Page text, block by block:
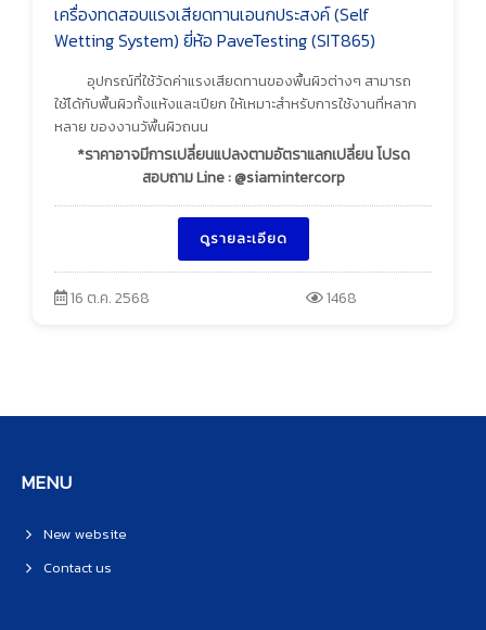
เครื่องทดสอบแรงเสียดทานเอนกประสงค์ (Self
Wetting System) ยี่ห้อ PaveTesting (SIT865)
อุปกรณ์ที่ใช้วัดค่าแรงเสียดทานของพื้นผิวต่างๆ สามารถ
ใช้ได้กับพื้นผิวทั้งแห้งและเปียก ให้เหมาะสำหรับการใช้งานที่หลาก
หลาย ของงานวัพื้นผิวถนน
*ราคาอาจมีการเปลี่ยนแปลงตามอัตราแลกเปลี่ยน โปรด
สอบถาม Line : @siamintercorp
ดูรายละเอียด
16 ต.ค. 2568 1468
MENU
New website
Contact us